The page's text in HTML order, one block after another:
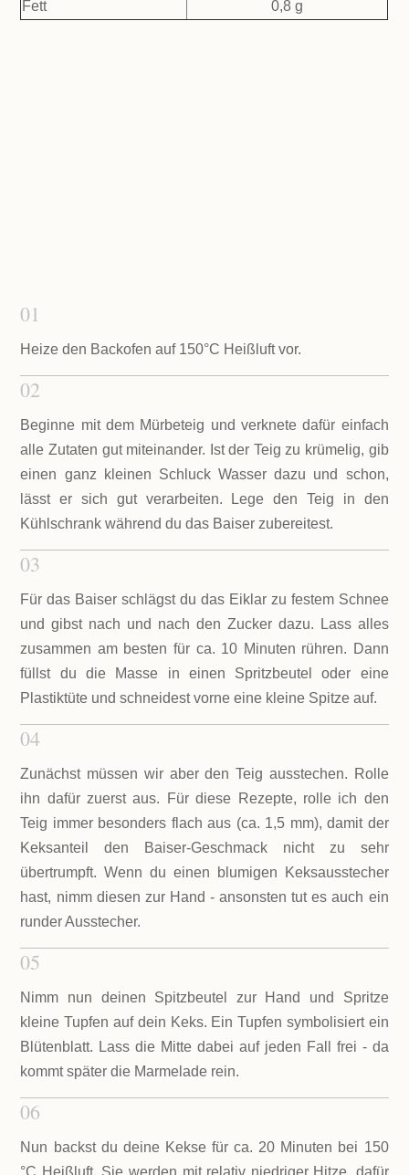
Fett 0,8 g
01
Heize den Backofen auf 150°C Heißluft vor.
02
Beginne mit dem Mürbeteig und verknete dafür einfach
alle Zutaten gut miteinander. Ist der Teig zu krümelig, gib
einen ganz kleinen Schluck Wasser dazu und schon,
lässt er sich gut verarbeiten. Lege den Teig in den
Kühlschrank während du das Baiser zubereitest.
03
Für das Baiser schlägst du das Eiklar zu festem Schnee
und gibst nach und nach den Zucker dazu. Lass alles
zusammen am besten für ca. 10 Minuten rühren. Dann
füllst du die Masse in einen Spritzbeutel oder eine
Plastiktüte und schneidest vorne eine kleine Spitze auf.
04
Zunächst müssen wir aber den Teig ausstechen. Rolle
ihn dafür zuerst aus. Für diese Rezepte, rolle ich den
Teig immer besonders flach aus (ca. 1,5 mm), damit der
Keksanteil den Baiser-Geschmack nicht zu sehr
übertrumpft. Wenn du einen blumigen Keksausstecher
hast, nimm diesen zur Hand - ansonsten tut es auch ein
runder Ausstecher.
05
Nimm nun deinen Spitzbeutel zur Hand und Spritze
kleine Tupfen auf dein Keks. Ein Tupfen symbolisiert ein
Blütenblatt. Lass die Mitte dabei auf jeden Fall frei - da
kommt später die Marmelade rein.
06
Nun backst du deine Kekse für ca. 20 Minuten bei 150